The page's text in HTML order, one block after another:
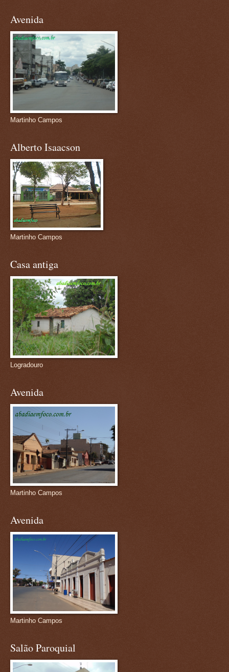
Avenida
Martinho Campos
Alberto Isaacson
Martinho Campos
Casa antiga
Logradouro
Avenida
Martinho Campos
Avenida
Martinho Campos
Salão Paroquial